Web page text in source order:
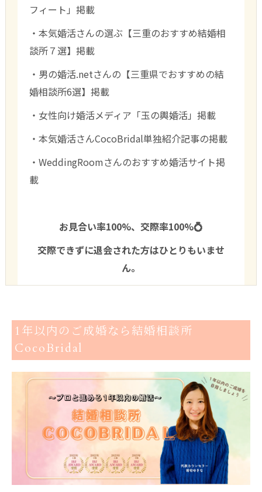
フィート」掲載
・本気婚活さんの選ぶ【三重のおすすめ結婚相
談所７選】掲載
・男の婚活.netさんの【三重県でおすすめの結
婚相談所6選】掲載
・女性向け婚活メディア「玉の輿婚活」掲載
・本気婚活さんCocoBridal単独紹介記事の掲載
・WeddingRoomさんのおすすめ婚活サイト掲
載
お見合い率100%、交際率100%💍
交際できずに退会された方はひとりもいませ
ん。
1年以内のご成婚なら結婚相談所
CocoBridal